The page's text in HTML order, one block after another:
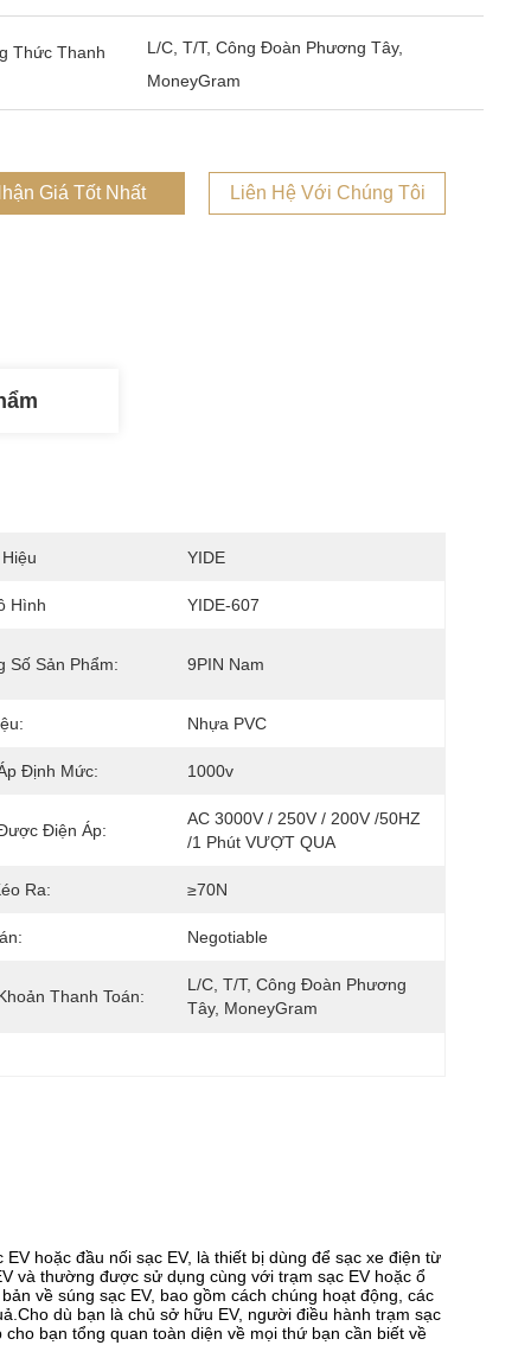
Thức Thanh
L/C, T/T, Công Đoàn Phương Tây,
MoneyGram
Giá Tốt Nhất Liên Hệ Với Chúng Tôi
YIDE
Hình YIDE-607
Số Sản Phẩm: 9PIN Nam
Nhựa PVC
Định Mức: 1000v
Điện Áp:
AC 3000V / 250V / 200V /50HZ
/1 Phút VƯỢT QUA
Ra: ≥70N
Negotiable
Thanh Toán:
L/C, T/T, Công Đoàn Phương
Tây, MoneyGram
hoặc đầu nối sạc EV, là thiết bị dùng để sạc xe điện từ
và thường được sử dụng cùng với trạm sạc EV hoặc ổ
về súng sạc EV, bao gồm cách chúng hoạt động, các
dù bạn là chủ sở hữu EV, người điều hành trạm sạc
bạn tổng quan toàn diện về mọi thứ bạn cần biết về